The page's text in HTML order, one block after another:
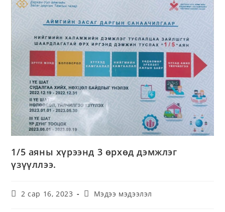
1/5 аяны хүрээнд 3 өрхөд дэмжлэг
үзүүллээ.
2 сар 16, 2023 Мэдээ мэдээлэл